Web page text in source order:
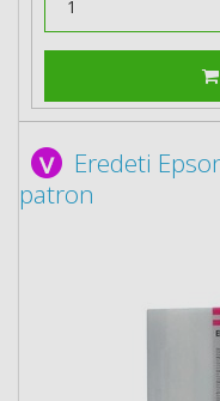
Eredeti
patron